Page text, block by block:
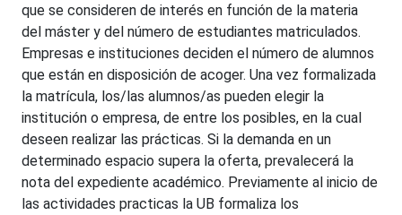
que se consideren de interés en función de la materia
del máster y del número de estudiantes matriculados.
Empresas e instituciones deciden el número de alumnos
que están en disposición de acoger. Una vez formalizada
la matrícula, los/las alumnos/as pueden elegir la
institución o empresa, de entre los posibles, en la cual
deseen realizar las prácticas. Si la demanda en un
determinado espacio supera la oferta, prevalecerá la
nota del expediente académico. Previamente al inicio de
las actividades practicas la UB formaliza los